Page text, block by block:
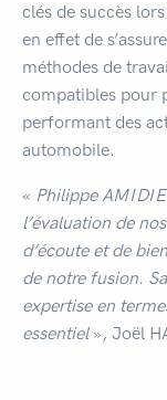
clés de succès
en effet de
méthodes de
compatibles pour
performant des
automobile.
« Philippe
l’évaluation de
d’écoute et de
de notre fusion.
expertise en
essentiel », Joël